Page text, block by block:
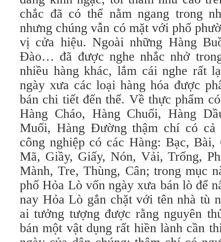
chắc đã có thể nằm ngang trong
nhưng chúng vẫn có mặt với phố
vị cửa hiệu. Ngoài những Hàng
Đào… đã được nghe nhắc nhở
nhiều hàng khác, lắm cái nghe rất
ngày xưa các loại hàng hóa được
bán chi tiết đến thế. Về thực phẩm
Hàng Cháo, Hàng Chuối, Hàng
Muối, Hàng Đường thậm chí có cả
công nghiệp có các Hàng: Bạc,
Mã, Giầy, Giấy, Nón, Vải, Trống,
Mành, Tre, Thùng, Cân; trong mục
phố Hỏa Lò vốn ngày xưa bán lò để
nay Hỏa Lò gắn chặt với tên nhà tù
ai tưởng tượng được rằng nguyên
bán một vật dụng rất hiền lành cần